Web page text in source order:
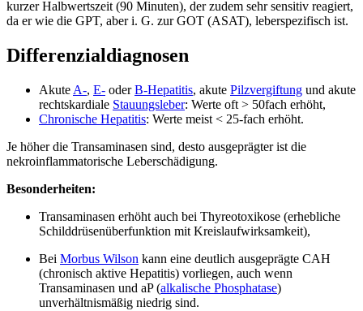
kurzer Halbwertszeit (90 Minuten), der zudem sehr sensitiv reagiert,
da er wie die GPT, aber i. G. zur GOT (ASAT), leberspezifisch ist.
Differenzialdiagnosen
Akute A-, E- oderB-Hepatitis, akute Pilzvergiftung und akute
rechtskardiale Stauungsleber: Werte oft > 50fach erhöht,
Chronische Hepatitis: Werte meist < 25-fach erhöht.
Je höher die Transaminasen sind, desto ausgeprägter ist die
nekroinflammatorische Leberschädigung.
Besonderheiten:
Transaminasen erhöht auch bei Thyreotoxikose (erhebliche
Schilddrüsenüberfunktion mit Kreislaufwirksamkeit),
Bei Morbus Wilson kann eine deutlich ausgeprägte CAH
(chronisch aktive Hepatitis) vorliegen, auch wenn
Transaminasen und aP (alkalische Phosphatase)
unverhältnismäßig niedrig sind.